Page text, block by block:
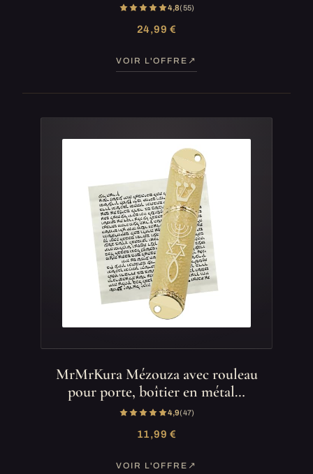
4,8(55)
24,99 €
VOIR L'OFFRE
MrMrKura Mézouza avec rouleau
pour porte, boîtier en métal…
4,9(47)
11,99 €
VOIR L'OFFRE